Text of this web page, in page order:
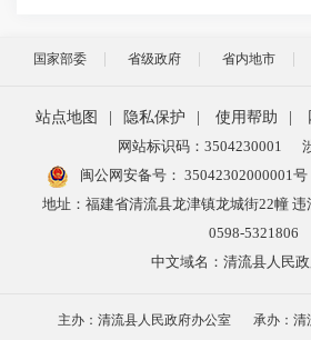
国家部委 省级政府 省内地市
站点地图 隐私保护 使用帮助
网站标识码：3504230001
闽公网安备号： 35042302000001号
地址：福建省清流县龙津镇龙城街22幢 违
0598-5321806
中文域名：清流县人民
主办：清流县人民政府办公室 承办：清